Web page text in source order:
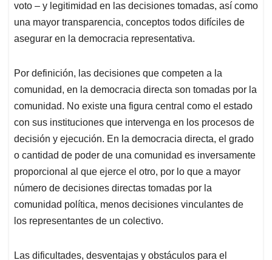
voto – y legitimidad en las decisiones tomadas, así como
una mayor transparencia, conceptos todos difíciles de
asegurar en la democracia representativa.
Por definición, las decisiones que competen a la
comunidad, en la democracia directa son tomadas por la
comunidad. No existe una figura central como el estado
con sus instituciones que intervenga en los procesos de
decisión y ejecución. En la democracia directa, el grado
o cantidad de poder de una comunidad es inversamente
proporcional al que ejerce el otro, por lo que a mayor
número de decisiones directas tomadas por la
comunidad política, menos decisiones vinculantes de
los representantes de un colectivo.
Las dificultades, desventajas y obstáculos para el